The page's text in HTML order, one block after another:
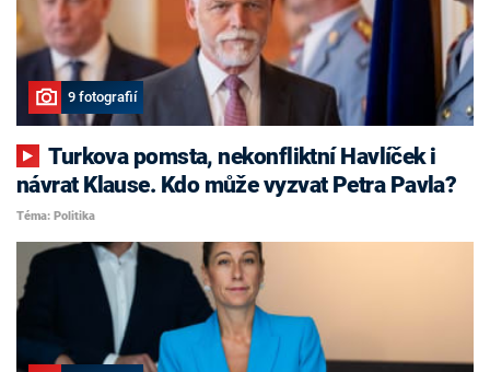
9 fotografií
Turkova pomsta, nekonfliktní Havlíček i
návrat Klause. Kdo může vyzvat Petra Pavla?
Téma: Politika